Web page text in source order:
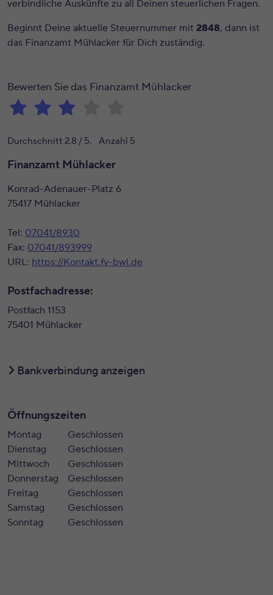
verbindliche Auskünfte zu all Deinen steuerlichen Fragen.
Beginnt Deine aktuelle Steuernummer mit 2848, dann ist
das Finanzamt Mühlacker für Dich zuständig.
Bewerten Sie das Finanzamt Mühlacker
Durchschnitt 2.8 / 5. Anzahl 5
Finanzamt Mühlacker
Konrad-Adenauer-Platz 6
75417 Mühlacker
Tel: 07041/8930
Fax: 07041/893999
URL: https://Kontakt.fv-bwl.de
Postfachadresse:
Postfach 1153
75401 Mühlacker
Bankverbindung anzeigen
Öffnungszeiten
Montag
Geschlossen
Dienstag
Geschlossen
Mittwoch
Geschlossen
Donnerstag
Geschlossen
Freitag
Geschlossen
Samstag
Geschlossen
Sonntag
Geschlossen